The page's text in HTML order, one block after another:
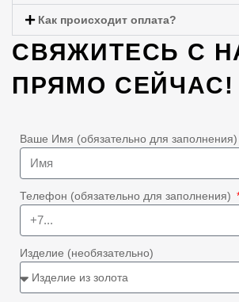
Как происходит оплата?
СВЯЖИТЕСЬ С
ПРЯМО СЕЙЧАС!
Ваше Имя (обязательно для заполнения)
Телефон (обязательно для заполнения)
Изделие (необязательно)